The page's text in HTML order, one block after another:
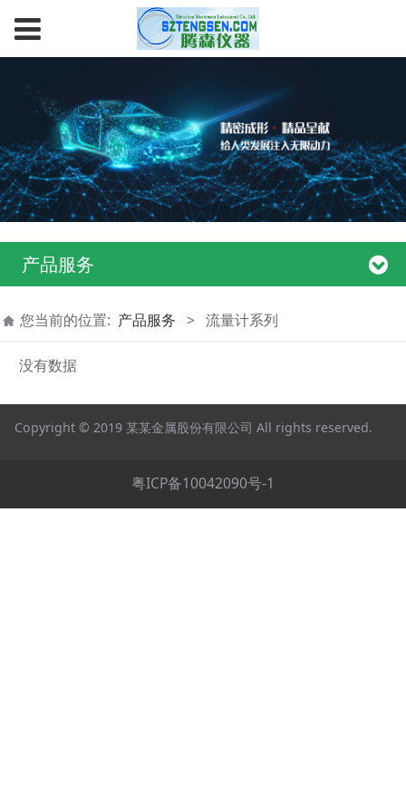
产品服务
您当前的位置: 产品服务 > 流量计系列
没有数据
Copyright © 2019 某某金属股份有限公司 All rights reserved.
粤ICP备10042090号-1